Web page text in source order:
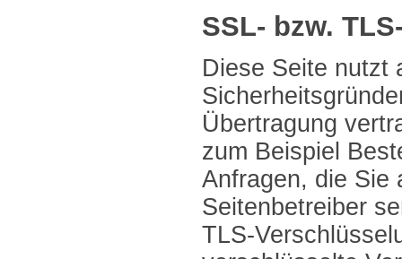
SSL- bzw.
Diese Seite nutzt
Übertragung
zum Beispiel
Anfragen, die Sie
Seitenbetreiber
TLS-